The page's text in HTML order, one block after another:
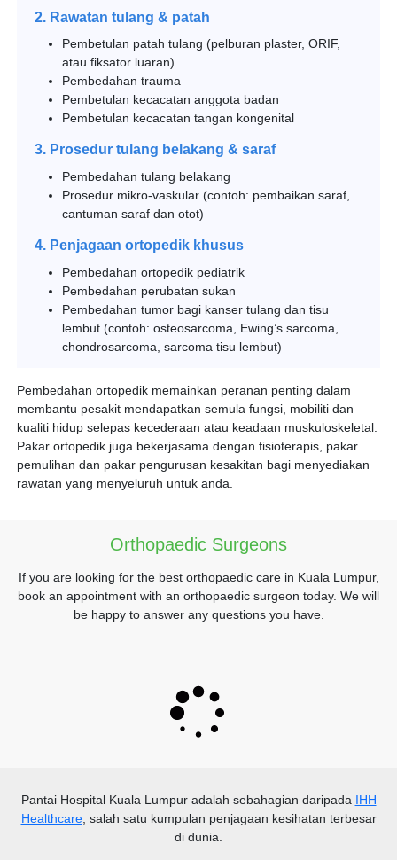
2. Rawatan tulang & patah
Pembetulan patah tulang (pelburan plaster, ORIF,
atau fiksator luaran)
Pembedahan trauma
Pembetulan kecacatan anggota badan
Pembetulan kecacatan tangan kongenital
3. Prosedur tulang belakang & saraf
Pembedahan tulang belakang
Prosedur mikro-vaskular (contoh: pembaikan saraf,
cantuman saraf dan otot)
4. Penjagaan ortopedik khusus
Pembedahan ortopedik pediatrik
Pembedahan perubatan sukan
Pembedahan tumor bagi kanser tulang dan tisu
lembut (contoh: osteosarcoma, Ewing’s sarcoma,
chondrosarcoma, sarcoma tisu lembut)
Pembedahan ortopedik memainkan peranan penting dalam
membantu pesakit mendapatkan semula fungsi, mobiliti dan
kualiti hidup selepas kecederaan atau keadaan muskuloskeletal.
Pakar ortopedik juga bekerjasama dengan fisioterapis, pakar
pemulihan dan pakar pengurusan kesakitan bagi menyediakan
rawatan yang menyeluruh untuk anda.
Orthopaedic Surgeons
If you are looking for the best orthopaedic care in Kuala Lumpur,
book an appointment with an orthopaedic surgeon today. We will
be happy to answer any questions you have.
Pantai Hospital Kuala Lumpuradalah sebahagian daripada IHH
Healthcare, salah satu kumpulan penjagaan kesihatan terbesar
di dunia.